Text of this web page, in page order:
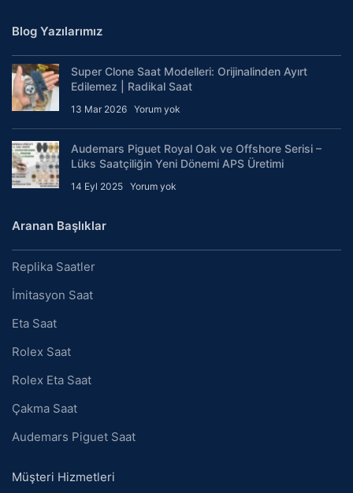
Blog Yazılarımız
Super Clone Saat Modelleri: Orijinalinden Ayırt
Edilemez | Radikal Saat
13 Mar 2026 Yorum yok
Audemars Piguet Royal Oak ve Offshore Serisi –
Lüks Saatçiliğin Yeni Dönemi APS Üretimi
14 Eyl 2025 Yorum yok
Aranan Başlıklar
Replika Saatler
İmitasyon Saat
Eta Saat
Rolex Saat
Rolex Eta Saat
Çakma Saat
Audemars Piguet Saat
Müşteri Hizmetleri